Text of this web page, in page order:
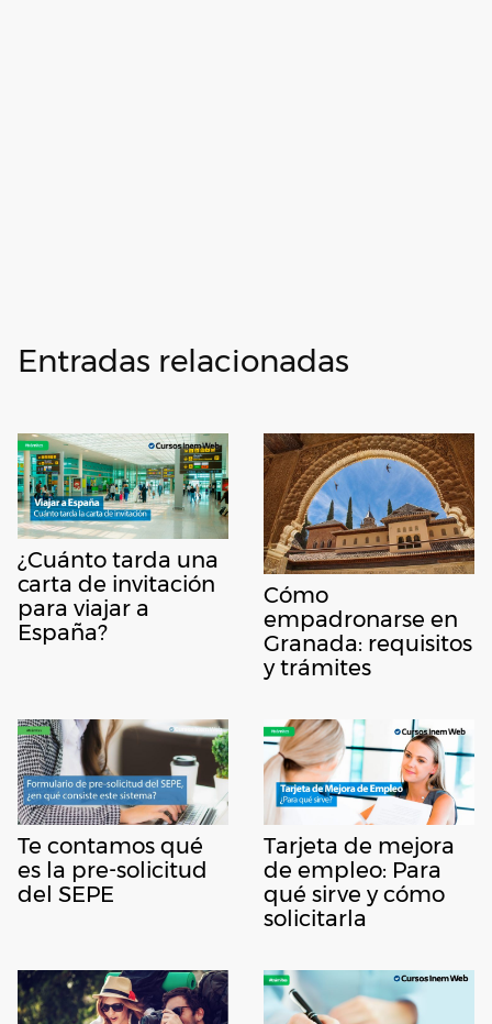
Entradas relacionadas
¿Cuánto tarda una
carta de invitación
para viajar a
España?
Cómo
empadronarse en
Granada: requisitos
y trámites
Te contamos qué
es la pre-solicitud
del SEPE
Tarjeta de mejora
de empleo: Para
qué sirve y cómo
solicitarla